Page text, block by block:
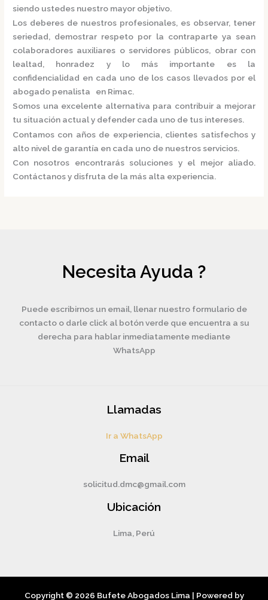
siendo ustedes nuestro mayor objetivo.
Los deberes de nuestros profesionales, es observar, tener
seriedad, demostrar respeto por la contraparte ya sean
colaboradores auxiliares o servidores públicos, obrar con
lealtad, honradez y lo más importante es la
confidencialidad en cada uno de los casos llevados por el
abogado penalista en Rimac.
Somos una excelente alternativa para contribuir a mejorar
tu situación actual y defender cada uno de tus intereses.
Contamos con años de experiencia, clientes satisfechos y
alto nivel de garantía en cada uno de nuestros servicios.
Con nosotros encontrarás soluciones y el mejor aliado.
Contáctanos y disfruta de la más alta experiencia.
Necesita Ayuda ?
Puede escribirnos un email, llenar nuestro formulario de
contacto o darle click al botón verde que encuentra a su
derecha para hablar inmediatamente mediante
WhatsApp
Llamadas
Ir a WhatsApp
Email
solicitud.dmc@gmail.com
Ubicación
Lima, Perú
Copyright © 2026 Bufete Abogados Lima | Powered by